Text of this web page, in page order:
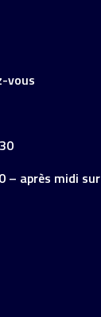
vous
– après midi sur